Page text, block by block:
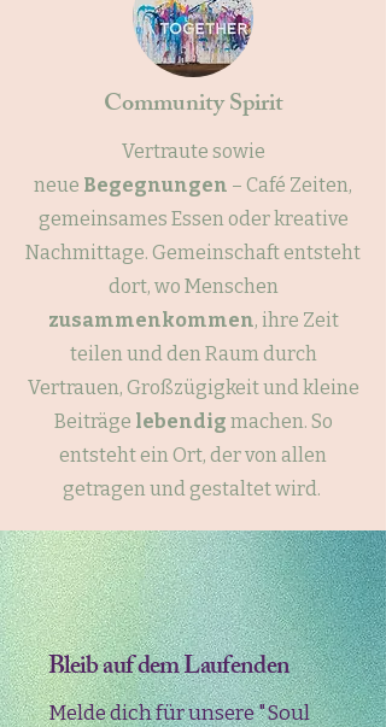
Community Spirit
Vertraute sowie
neue Begegnungen – Café Zeiten,
gemeinsames Essen oder kreative
Nachmittage. Gemeinschaft entsteht
dort, wo Menschen
zusammenkommen, ihre Zeit
teilen und den Raum durch
Vertrauen, Großzügigkeit und kleine
Beiträge lebendig machen. So
entsteht ein Ort, der von allen
getragen und gestaltet wird.
Bleib auf dem Laufenden
Melde dich für unsere "Soul